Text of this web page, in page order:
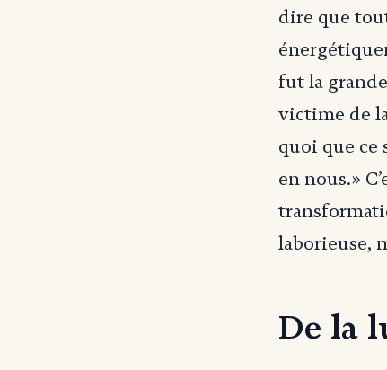
dire que
fut la
victime de
quoi que ce
en nous.»
laborieuse,
De la